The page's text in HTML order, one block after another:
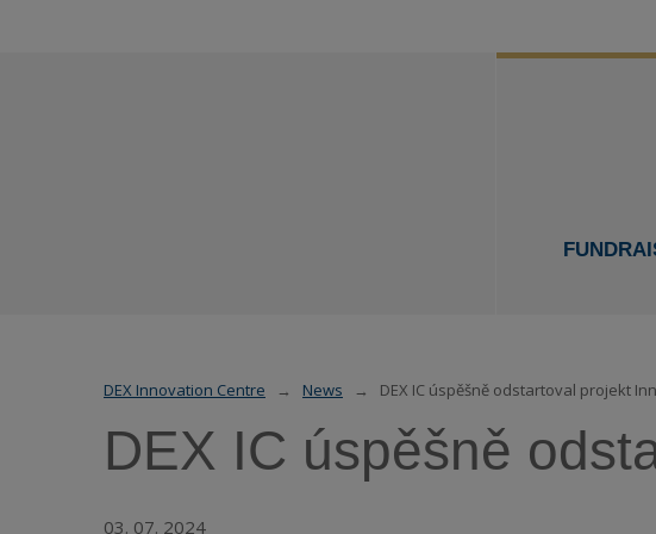
DEX Innovation Centre News DEX IC úspěšně odstartoval projekt
DEX IC úspěšně
03. 07. 2024